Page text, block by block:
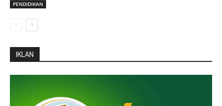
PENDIDIKAN
IKLAN